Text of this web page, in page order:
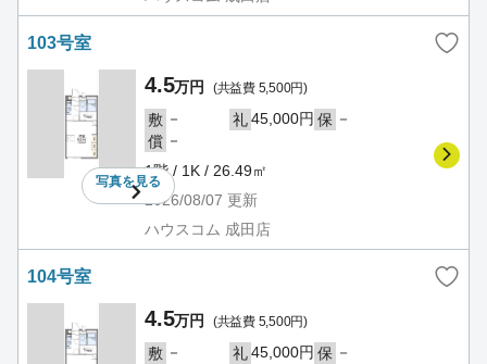
103号室
写真を見る
4.5万円 (共益費 5,500円)
敷 － 礼45,000円 保 －
償 －
1階 / 1K / 26.49㎡
2026/08/07 更新
ハウスコム 成田店
104号室
4.5万円 (共益費 5,500円)
敷 － 礼45,000円 保 －